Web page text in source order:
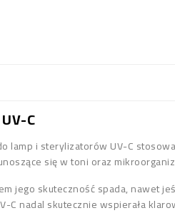
C
lamp i sterylizatorów UV-C
się w toni oraz
jego skuteczność spada, nawet
C nadal skutecznie wspierała